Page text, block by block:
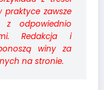
zawsze
z odpowiednio
Redakcja i
winy za
na stronie.